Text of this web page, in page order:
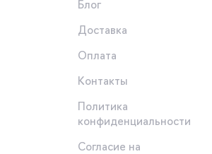
Блог
Доставка
Оплата
Контакты
Политика
конфиденциальности
Согласие на